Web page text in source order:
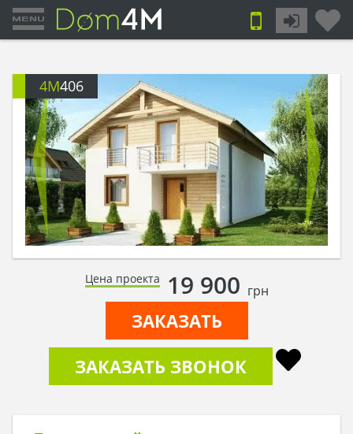
4M406
Цена проекта 19 900 грн
ЗАКАЗАТЬ
ЗАКАЗАТЬ ЗВОНОК